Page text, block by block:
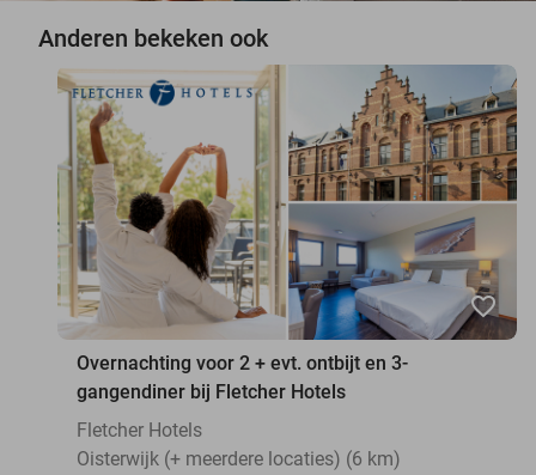
Anderen bekeken ook
favorite_border
Overnachting voor 2 + evt. ontbijt en 3-
gangendiner bij Fletcher Hotels
Fletcher Hotels
Oisterwijk (+ meerdere locaties) (6 km)